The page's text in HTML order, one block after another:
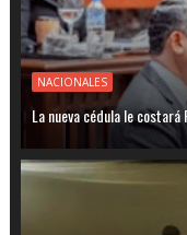
NACIONALES
La nueva cédula le